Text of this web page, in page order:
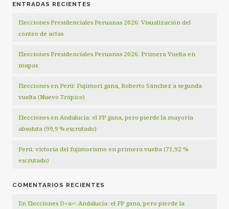
ENTRADAS RECIENTES
Elecciones Presidenciales Peruanas 2026: Visualización del
conteo de actas
Elecciones Presidenciales Peruanas 2026: Primera Vuelta en
mapas
Elecciones en Perú: Fujimori gana, Roberto Sánchez a segunda
vuelta (Nuevo Trópico)
Elecciones en Andalucía: el PP gana, pero pierde la mayoría
absoluta (99,9 % escrutado)
Perú: victoria del fujimorismo en primera vuelta (71,92 %
escrutado)
COMENTARIOS RECIENTES
En Elecciones D=a=: Andalucía: el PP gana, pero pierde la